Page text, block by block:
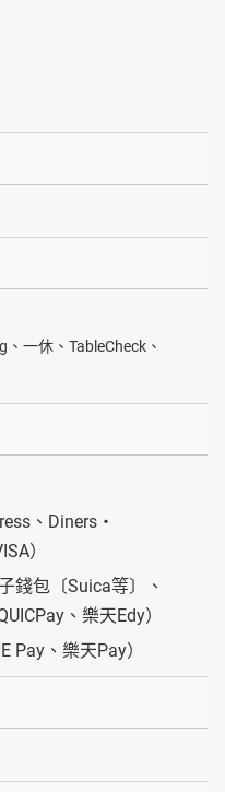
一休、TableCheck、
、Diners・
）
錢包〔Suica等〕、
、樂天Edy）
Pay、樂天Pay）